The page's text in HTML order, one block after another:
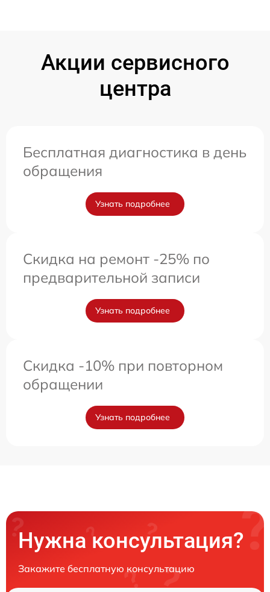
Акции сервисного
центра
Бесплатная диагностика в день
обращения
Узнать подробнее
Скидка на ремонт -25% по
предварительной записи
Узнать подробнее
Скидка -10% при повторном
обращении
Узнать подробнее
Нужна консультация?
Закажите бесплатную консультацию